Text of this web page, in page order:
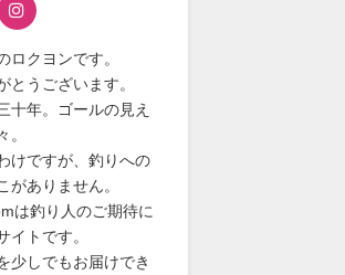
ロクヨンです。
とうございます。
十年。ゴールの見え
。
けですが、釣りへの
がありません。
は釣り人のご期待に
イトです。
少しでもお届けでき